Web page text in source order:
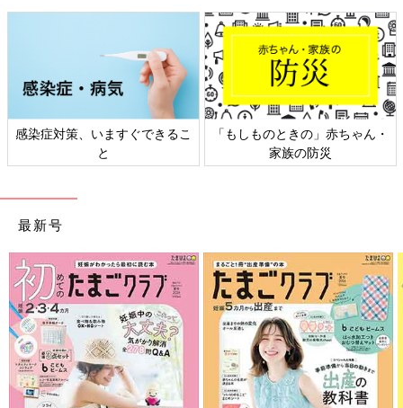
ちゃん・
日本外来小児科学会リーフレッ
六星占術 細木かおり
最新号